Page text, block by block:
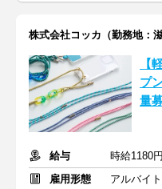
株式会社コッカ（勤務地：
【
プ
量
給与
時給1180
雇用形態
アルバイ